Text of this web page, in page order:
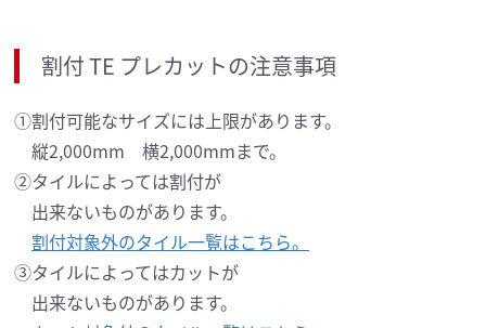
割付 TE プレカットの注意事項
①割付可能なサイズには上限があります。
縦2,000mm 横2,000mmまで。
②タイルによっては割付が
出来ないものがあります。
割付対象外のタイル一覧はこちら。
③タイルによってはカットが
出来ないものがあります。